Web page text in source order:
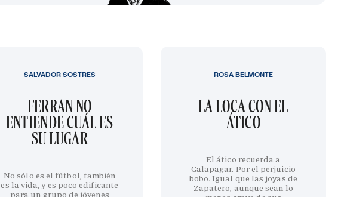
FERRAN NO
ENTIENDE CUÁL ES
SU LUGAR
No sólo es el fútbol, también
es la vida, y es poco edificante
para un grupo de jóvenes
SALVADOR SOSTRES
LA LOCA CON EL
ÁTICO
El ático recuerda a
Galapagar. Por el perjuicio
bobo. Igual que las joyas de
Zapatero, aunque sean lo
ROSA BELMONTE